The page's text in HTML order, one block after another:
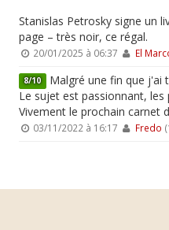
Stanislas Petrosky signe un
page – très noir, ce régal.
20/01/2025 à 06:37 El
8/10 Malgré une fin que j'ai
Le sujet est passionnant, les
Vivement le prochain carnet
03/11/2022 à 16:17 Fredo